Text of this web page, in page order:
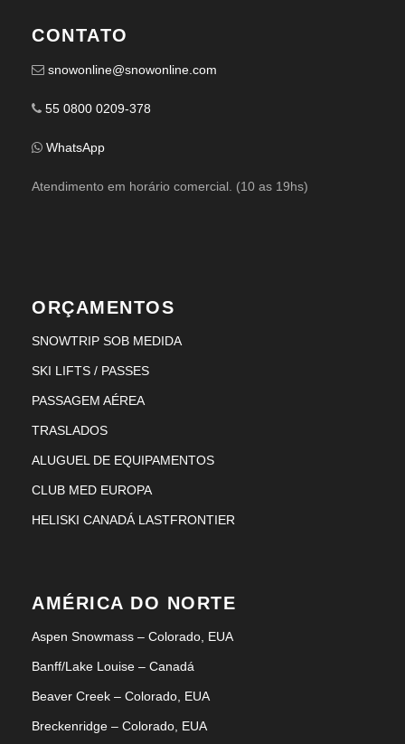
CONTATO
snowonline@snowonline.com
55 0800 0209-378
WhatsApp
Atendimento em horário comercial. (10 as 19hs)
ORÇAMENTOS
SNOWTRIP SOB MEDIDA
SKI LIFTS / PASSES
PASSAGEM AÉREA
TRASLADOS
ALUGUEL DE EQUIPAMENTOS
CLUB MED EUROPA
HELISKI CANADÁ LASTFRONTIER
AMÉRICA DO NORTE
Aspen Snowmass – Colorado, EUA
Banff/Lake Louise – Canadá
Beaver Creek – Colorado, EUA
Breckenridge – Colorado, EUA